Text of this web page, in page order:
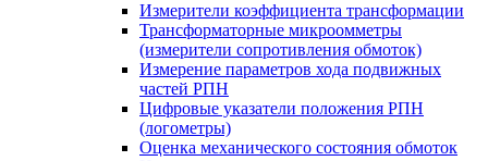
Измерители коэффициента трансформации
Трансформаторные микроомметры
(измерители сопротивления обмоток)
Измерение параметров хода подвижных
частей РПН
Цифровые указатели положения РПН
(логометры)
Оценка механического состояния обмоток